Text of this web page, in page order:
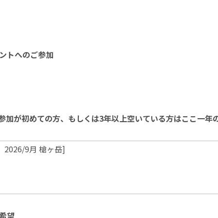
トへのご参加
加が初めての方、もしくは3年以上空いている方はここ一年
望